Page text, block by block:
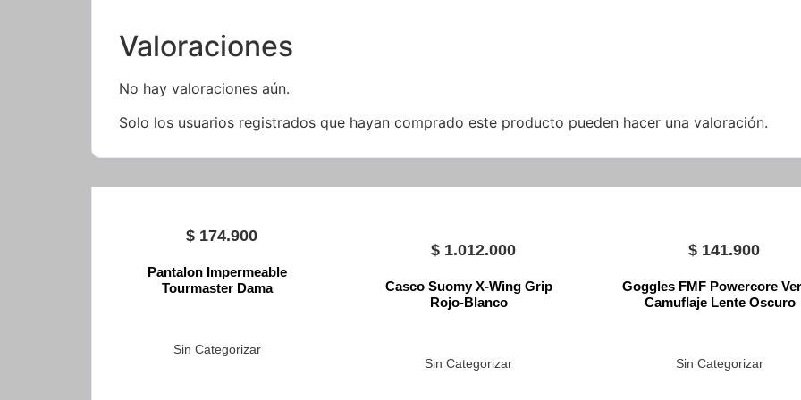
Valoraciones
No hay valoraciones aún.
Solo los usuarios registrados que hayan comprado este producto pueden hacer una valoración.
$174.900
Pantalon Impermeable
Tourmaster Dama
Sin Categorizar
$1.012.000
Casco Suomy X-Wing Grip
Rojo-Blanco
Sin Categorizar
$ 141.900
Goggles FMF Powercore
Camuflaje Lente Oscuro
Sin Categorizar